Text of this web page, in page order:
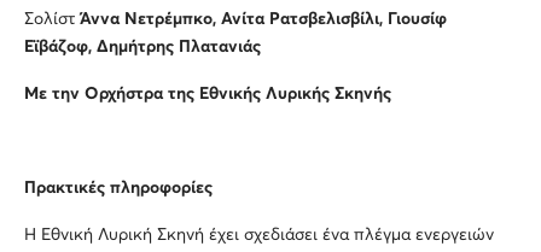
Σολίστ Άννα Νετρέμπκο, Ανίτα Ρατσβελισβίλι, Γιουσίφ
Εϊβάζοφ, Δημήτρης Πλατανιάς
Με την Ορχήστρα της Εθνικής Λυρικής Σκηνής
Πρακτικές πληροφορίες
Η Εθνική Λυρική Σκηνή έχει σχεδιάσει ένα πλέγμα ενεργειών